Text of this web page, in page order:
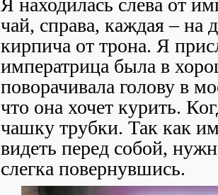
Я находилась слева от
чай, справа, каждая – на
кирпича от трона. Я
императрица была в
поворачивала голову в
что она хочет курить.
чашку трубки. Так как
видеть перед собой,
слегка повернувшись.